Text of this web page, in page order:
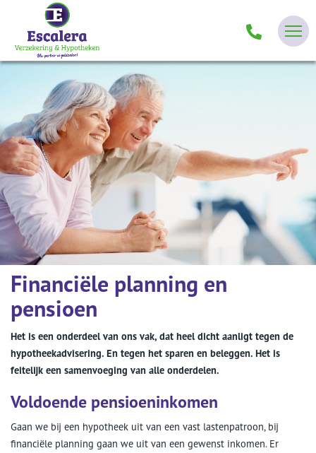
Financiële planning en
pensioen
Het is een onderdeel van ons vak, dat heel dicht aanligt tegen de
hypotheekadvisering. En tegen het sparen en beleggen. Het is
feitelijk een samenvoeging van alle onderdelen.
Voldoende pensioeninkomen
Gaan we bij een hypotheek uit van een vast lastenpatroon, bij
financiële planning gaan we uit van een gewenst inkomen. Er